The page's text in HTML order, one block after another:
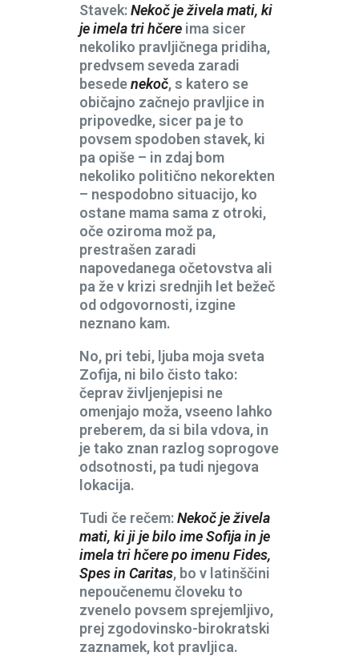
Stavek:Nekoč je živela mati, ki
je imela tri hčere ima sicer
nekoliko pravljičnega pridiha,
predvsem seveda zaradi
besedenekoč, s katero se
običajno začnejo pravljice in
pripovedke, sicer pa je to
povsem spodoben stavek, ki
pa opiše – in zdaj bom
nekoliko politično nekorekten
– nespodobno situacijo, ko
ostane mama sama z otroki,
oče oziroma mož pa,
prestrašen zaradi
napovedanega očetovstva ali
pa že v krizi srednjih let bežeč
od odgovornosti, izgine
neznano kam.
No, pri tebi, ljuba moja sveta
Zofija, ni bilo čisto tako:
čeprav življenjepisi ne
omenjajo moža, vseeno lahko
preberem, da si bila vdova, in
je tako znan razlog soprogove
odsotnosti, pa tudi njegova
lokacija.
Tudi če rečem:Nekoč je živela
mati, ki ji je bilo ime Sofija in je
imela tri hčere po imenu Fides,
Spes in Caritas, bo v latinščini
nepoučenemu človeku to
zvenelo povsem sprejemljivo,
prej zgodovinsko-birokratski
zaznamek, kot pravljica.